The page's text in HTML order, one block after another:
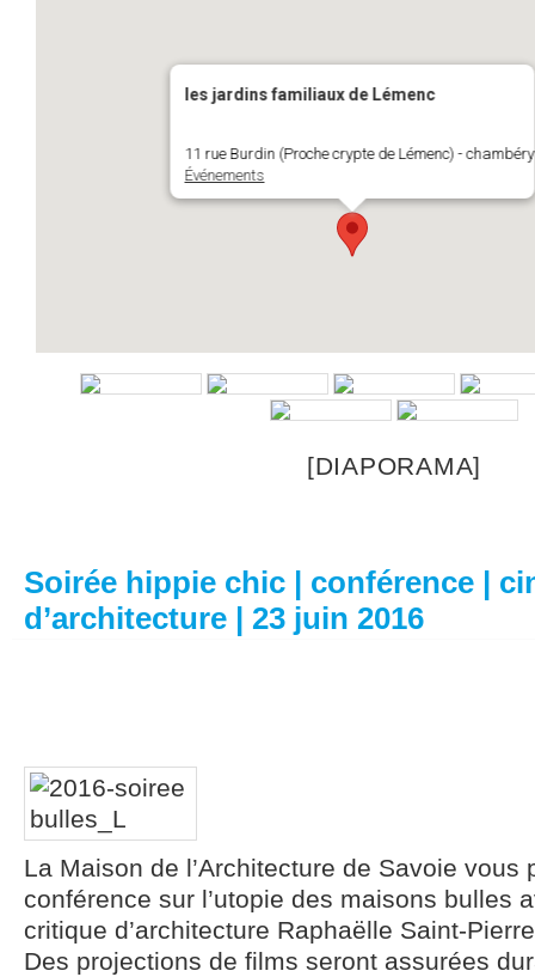
les jardins familiaux de Lémenc
11 rue Burdin (Proche crypte de Lémenc) - chambéry
Événements
[DIAPORAMA]
Soirée hippie chic | conférence |
d’architecture | 23 juin 2016
La Maison de l’Architecture de Savoie vous
conférence sur l’utopie des maisons bulles
critique d’architecture Raphaëlle Saint-
Des projections de films seront assurées